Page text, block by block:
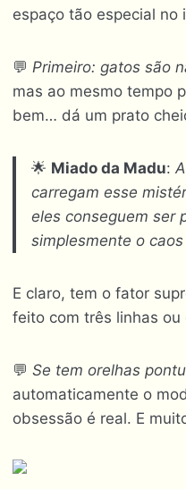
espaço tão especial
💬 Primeiro: gatos são
mas ao mesmo tempo
bem… dá um prato
🌟 Miado da Madu:
carregam esse
eles conseguem ser
simplesmente o
E claro, tem o fator
feito com três linhas
💬 Se tem orelhas
automaticamente o
obsessão é real. E